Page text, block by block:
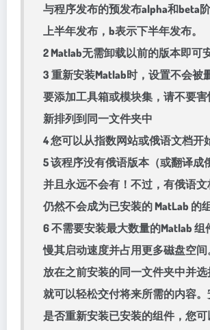
与程序发布的预发布alpha和beta
上半年发布，b表示下半年发布。
2 Matlab无需卸载以前的版本即可
3 重新安装Matlab时，设置不会被
要添加工具箱或模块集，请不要害
新排列到同一文件夹中
4 您可以从指数网站或俄语文档开
5 该程序没有俄语版本（或翻译成
并且永远不会有！不过，有俄语
仍然不会成为已安装的 MatLab 的
6 不需要安装最大数量的Matlab
慢其启动速度并占用更多磁盘空间
放在之前安装的同一文件夹中并
就可以轻松交付将来所需的内容
是否重新安装已安装的组件，您